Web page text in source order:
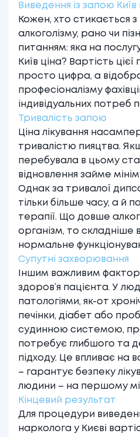
Виведення із запою Київ
Кожен, хто стикається
алкоголізму, рано чи
питанням: яка на
Київ ціна? Вартість
просто цифра, а
професіоналізму
індивідуальних потреб
Тривалість запою
Ціна лікування
тривалістю пияцтва.
перебувала в цьому
відновлення займе
Однак за тривалої
тільки більше часу, а й
терапії. Що довше
організм, то складніше
нормальне
Супутні захворювання
Іншим важливим
здоров’я пацієнта. У
патологіями, як-от
печінки, діабет або
судинною системою,
потребує глибшого та
підходу. Це впливає на
– гарантує безпеку
людини – на першому
Кінцевий результат
Для процедури
нарколога у Києві